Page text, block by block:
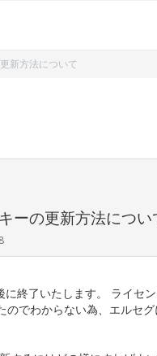
新方法について
ーの更新方法につい
終了いたします。 ライセ
のでわからない為、エルセ